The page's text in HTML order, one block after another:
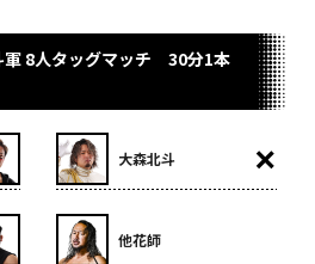
8人タッグマッチ 30分1本
大森北斗
他花師